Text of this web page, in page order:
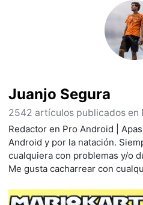
Juanjo Segura
2542 artículos publicados en
Redactor en Pro Android |
Android y por la natación.
cualquiera con problemas y/o
Me gusta cacharrear con